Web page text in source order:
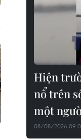
Hiện
nổ trên
một
08/08/2026